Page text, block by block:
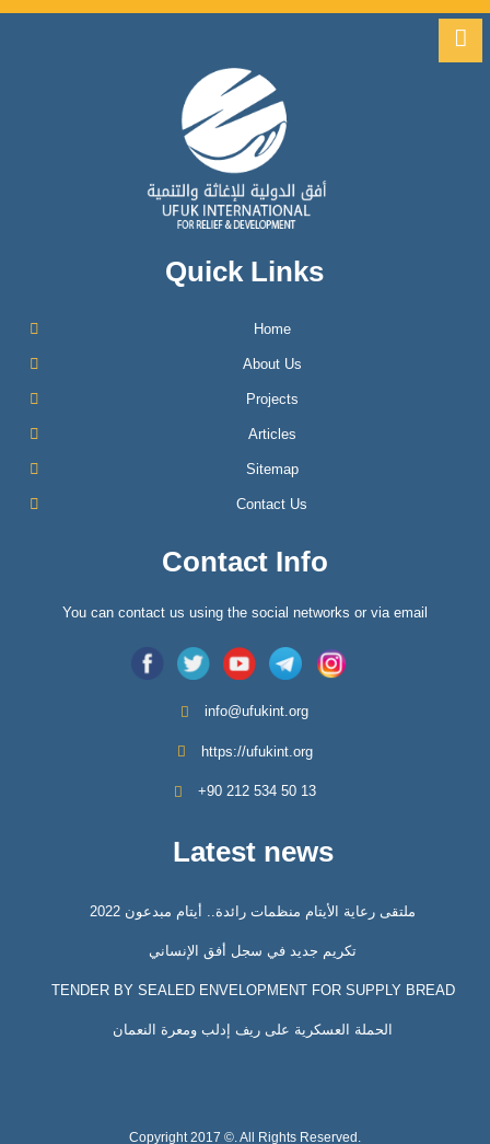
Quick Links
Home
About Us
Projects
Articles
Sitemap
Contact Us
Contact Info
You can contact us using the social networks or via email
info@ufukint.org
https://ufukint.org
‎+90 212 534 50 13
Latest news
ملتقى رعاية الأيتام منظمات رائدة.. أيتام مبدعون 2022
تكريم جديد في سجل أفق الإنساني
TENDER BY SEALED ENVELOPMENT FOR SUPPLY BREAD
الحملة العسكرية على ريف إدلب ومعرة النعمان
Copyright 2017 ©. All Rights Reserved.